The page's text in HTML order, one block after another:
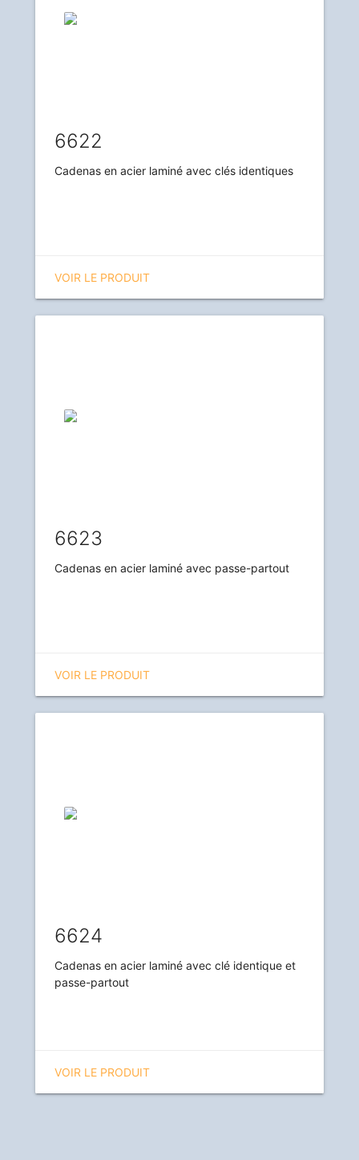
6622
Cadenas en acier laminé avec clés identiques
VOIR LE PRODUIT
6623
Cadenas en acier laminé avec passe-partout
VOIR LE PRODUIT
6624
Cadenas en acier laminé avec clé identique et
passe-partout
VOIR LE PRODUIT